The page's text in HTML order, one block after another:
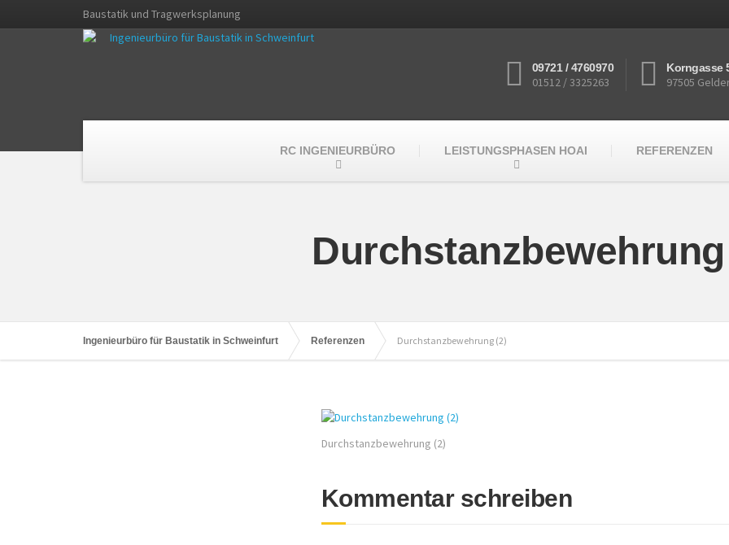
Baustatik und Tragwerksplanung
09721 / 4760970
01512 / 3325263
Korngasse
97505
RC INGENIEURBÜRO LEISTUNGSPHASEN HOAI REFERENZEN
Ingenieurbüro für Baustatik in Schweinfurt Referenzen Durchstanzbewehrung (2)
Durchstanzbewehrung (2)
Kommentar schreiben